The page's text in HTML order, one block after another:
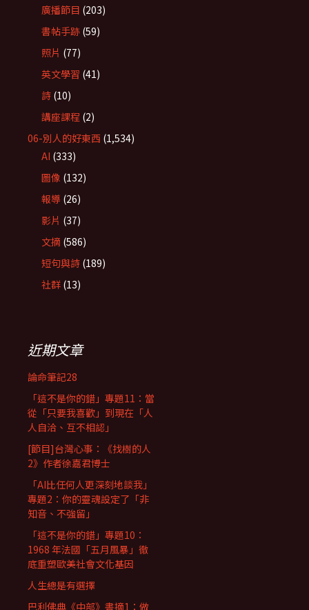
廣播節目 (203)
書帖手跡 (59)
照片 (77)
英文學習 (41)
詩 (10)
講座課程 (2)
06-別人的好東西 (1,534)
AI (333)
圖像 (132)
報導 (26)
影片 (37)
文摘 (586)
短句與詩 (189)
社群 (13)
近期文章
論命筆記28
「這不是你的錯」專題11：當
從「只要我喜歡」到現在「人
人自洽、互不相認」
[節目]台灣心事：《找樹的人
2》作者徐嘉君博士
「AI比任何人更深刻地談我」
專題2：你的靈魂設定了「非
知音、不強留」
「這不是你的錯」專題10：
1968 年法國「五月風暴」徹
底重塑歐美社會文化基因
人生總是有選擇
巴利佛典《中部》書摘1：做